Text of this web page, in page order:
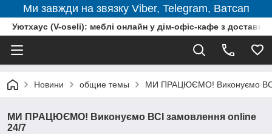
Ми завжди на звязку Viber, Telegram, Ватсап
Уютхаус (V-oseli): меблі онлайн у дім-офіс-кафе з
Новини общие темы МИ ПРАЦЮЄМО! Виконуємо
МИ ПРАЦЮЄМО! Виконуємо ВСІ замовлення online
24/7